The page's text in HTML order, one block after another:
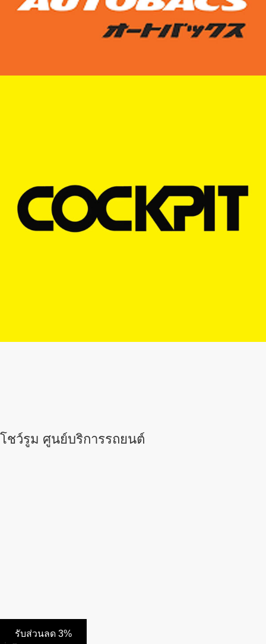
โชว์รูม ศูนย์บริการรถยนต์
รับส่วนลด 3%